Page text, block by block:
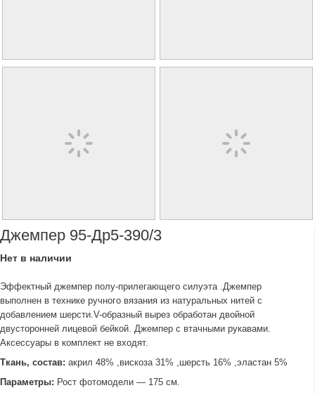
Джемпер 95-Др5-390/3
Нет в наличии
Эффектный джемпер полу-прилегающего силуэта .Джемпер
выполнен в технике ручного вязания из натуральных нитей с
добавлением шерсти.V-образный вырез обработан двойной
двусторонней лицевой бейкой. Джемпер с втачными рукавами.
Аксессуары в комплект не входят.
Ткань, состав: акрил 48% ,вискоза 31% ,шерсть 16% ,эластан 5%
Параметры: Рост фотомодели — 175 см.